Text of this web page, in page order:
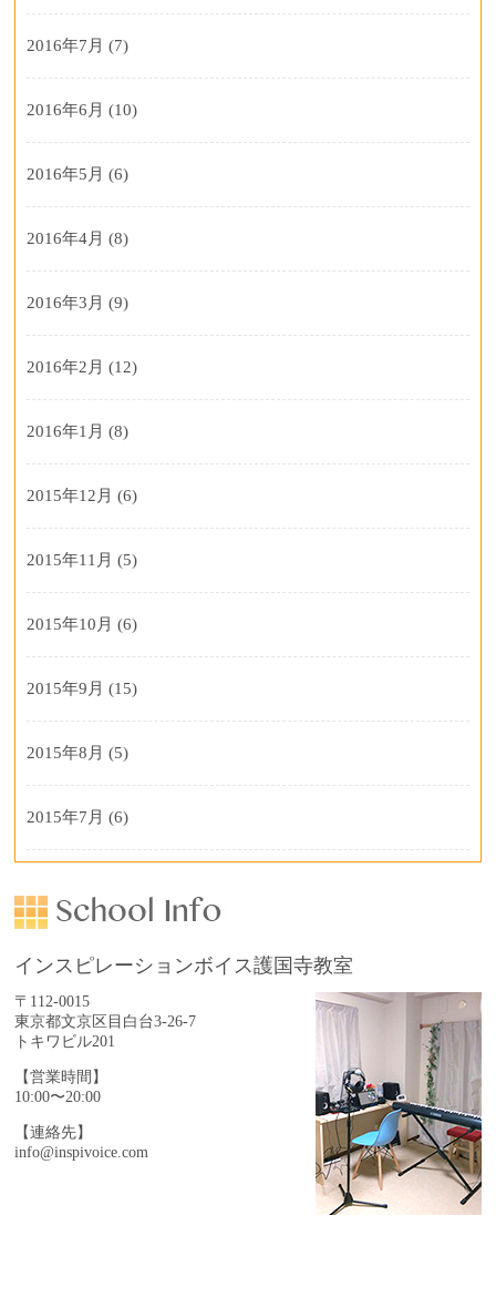
2016年7月 (7)
2016年6月 (10)
2016年5月 (6)
2016年4月 (8)
2016年3月 (9)
2016年2月 (12)
2016年1月 (8)
2015年12月 (6)
2015年11月 (5)
2015年10月 (6)
2015年9月 (15)
2015年8月 (5)
2015年7月 (6)
インスピレーションボイス護国寺教室
〒112-0015
東京都文京区目白台3-26-7
トキワビル201
【営業時間】
10:00〜20:00
【連絡先】
info@inspivoice.com